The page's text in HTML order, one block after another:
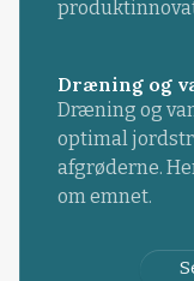
Dræning og
Dræning og
optimal
afgrøderne.
om emnet.